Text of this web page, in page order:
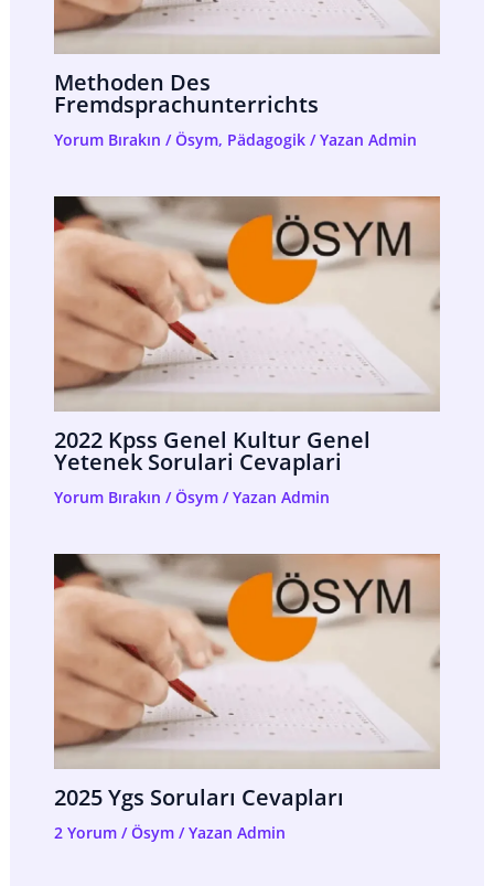
Methoden Des
Fremdsprachunterrichts
Yorum Bırakın /Ösym, Pädagogik/ Yazan Admin
2022 Kpss Genel Kultur Genel
Yetenek Sorulari Cevaplari
Yorum Bırakın /Ösym/ Yazan Admin
2025 Ygs Soruları Cevapları
2 Yorum /Ösym/ Yazan Admin